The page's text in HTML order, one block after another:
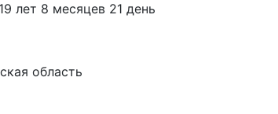
19 лет 8 месяцев 21 день
область